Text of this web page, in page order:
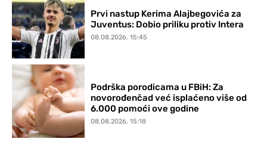
Prvi nastup Kerima Alajbegovića za
Juventus: Dobio priliku protiv Intera
08.08.2026. 15:45
Podrška porodicama u FBiH: Za
novorođenčad već isplaćeno više od
6.000 pomoći ove godine
08.08.2026. 15:18